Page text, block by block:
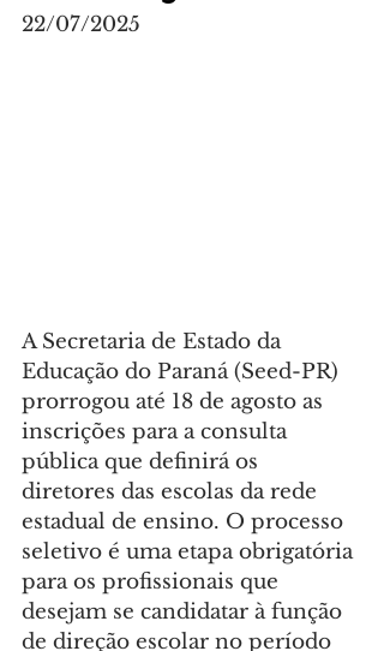
22/07/2025
A Secretaria de Estado da
Educação do Paraná (Seed-PR)
prorrogou até 18 de agosto as
inscrições para a consulta
pública que definirá os
diretores das escolas da rede
estadual de ensino. O processo
seletivo é uma etapa obrigatória
para os profissionais que
desejam se candidatar à função
de direção escolar no período